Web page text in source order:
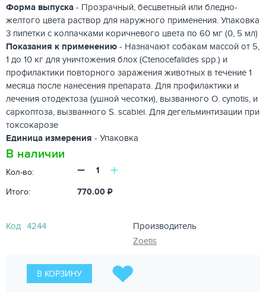
Форма выпуска- Прозрачный, бесцветный или бледно-
желтого цвета раствор для наружного применения. Упаковка
3 пипетки с колпачками коричневого цвета по 60 мг (0, 5 мл)
Показания к применению- Назначают собакам массой от 5,
1 до 10 кг для уничтожения блох (Сtenocefalides spp.) и
профилактики повторного заражения животных в течение 1
месяца после нанесения препарата. Для профилактики и
лечения отодектоза (ушной чесотки), вызванного O. cynotis, и
саркоптоза, вызванного S. scabiei. Для дегельминтизации при
токсокарозе
Единица измерения - Упаковка
В наличии
Кол-во: − +
Итого: 770.00 ₽
Код 4244
Производитель
Zoetis
В КОРЗИНУ